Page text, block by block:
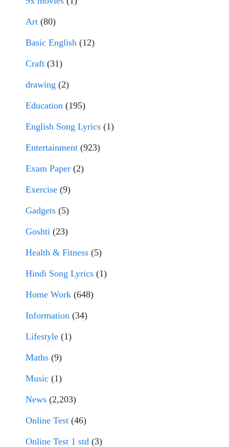
Art (80)
Basic English (12)
Craft (31)
drawing (2)
Education (195)
English Song Lyrics (1)
Entertainment (923)
Exam Paper (2)
Exercise (9)
Gadgets (5)
Goshti (23)
Health & Fitness (5)
Hindi Song Lyrics (1)
Home Work (648)
Information (34)
Lifestyle (1)
Maths (9)
Music (1)
News (2,203)
Online Test (46)
Online Test 1 std (3)